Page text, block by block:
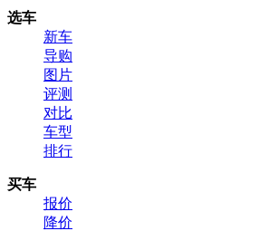
选车
新车
导购
图片
评测
对比
车型
排行
买车
报价
降价